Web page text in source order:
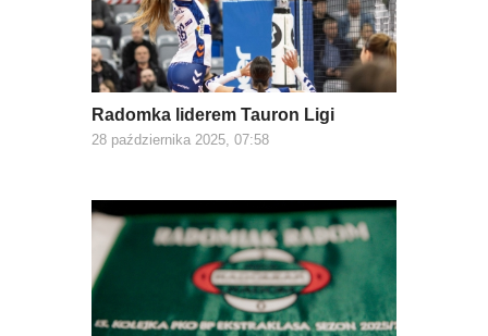
Radomka liderem Tauron Ligi
28 października 2025, 07:58